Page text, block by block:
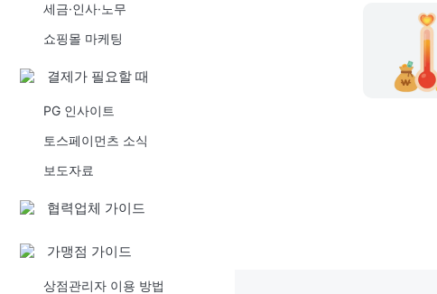
세금·인사·노무
쇼핑몰 마케팅
결제가 필요할 때
PG 인사이트
토스페이먼츠 소식
보도자료
협력업체 가이드
가맹점 가이드
상점관리자 이용 방법